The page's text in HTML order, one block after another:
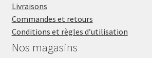
VENTES
Livraisons
Commandes et retours
Conditions et règles d’utilisation
Nos magasins